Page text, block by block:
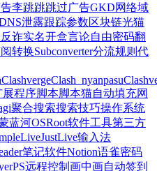
李跳跳跳过广告GKD网络域
泄露跟踪参数区块链光猫
反诈实名开盒言论自由密码翻
转换Subconverter分流规则 代
ClashvergeClash_nyanpasu
展程序脚本脚本猫自动填充网
聚合搜索搜索技巧操作系统
蓝河OSRoot软件工具第三方
JustLive输入法
笔记软件Notion语雀密码
PS远程控制 画中画自动签到